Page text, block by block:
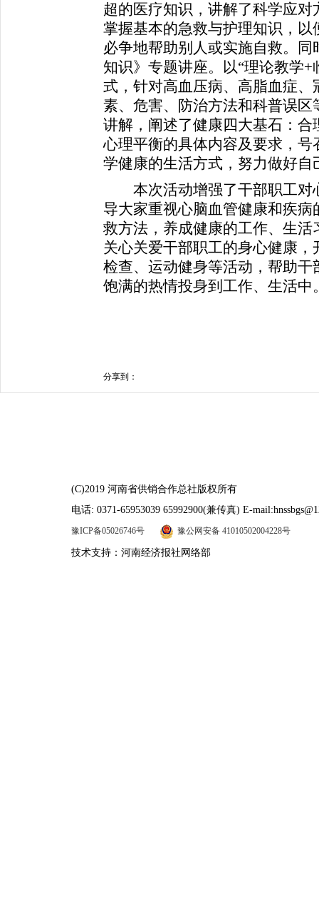
超的医疗知识，讲解了科学应
掌握基本的急救与护理知识，
必争地帮助别人或实施自救。
同
知识》专题讲座。以“理论教学
式，针对高血压病、高脂血症
素、危害、防治方法和科普误
讲解，阐述了健康四大基石：
心理平衡的具体内容及要求，
学健康的生活方式，努力做好自
本次活动增强了干部职工对
导大家重视心脑血管健康和疾
救方法，养成健康的工作、生
关心关爱干部职工的身心健康
检查、运动健身等活动，帮助
饱满的热情投身到工作、生活中
分享到：
(C)2019 河南省供销合作总社版权所有
电话: 0371-65953039 65992900(兼传真) E-
豫ICP备05026746号 豫公网安备 41010502004228号
技术支持：河南经济报社网络部